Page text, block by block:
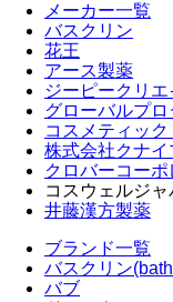
メーカー一覧
バスクリン
花王
アース製薬
ジーピークリエ
グローバルプ
コスメティッ
株式会社クナイ
クロバーコー
コスウェルジ
井藤漢方製薬
ブランド一覧
バスクリン
バブ